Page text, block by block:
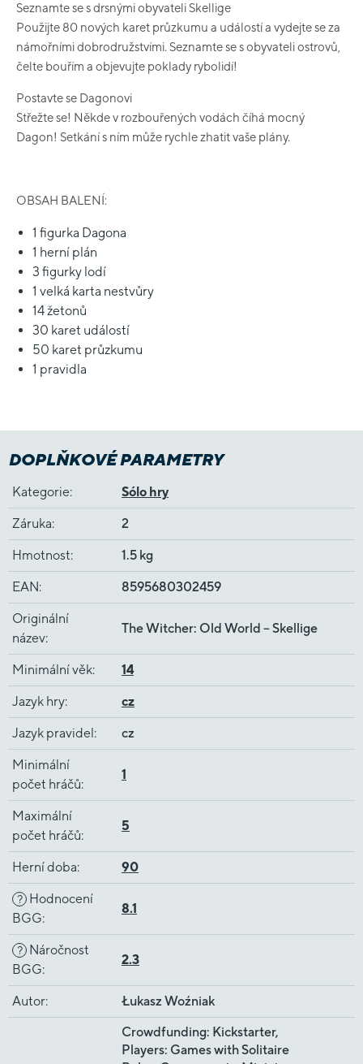
Seznamte se s drsnými obyvateli Skellige
Použijte 80 nových karet průzkumu a událostí a vydejte se za
námořními dobrodružstvími. Seznamte se s obyvateli ostrovů,
čelte bouřím a objevujte poklady rybolidí!
Postavte se Dagonovi
Střežte se! Někde v rozbouřených vodách číhá mocný
Dagon! Setkání s ním může rychle zhatit vaše plány.
OBSAH BALENÍ:
1 figurka Dagona
1 herní plán
3 figurky lodí
1 velká karta nestvůry
14 žetonů
30 karet událostí
50 karet průzkumu
1 pravidla
DOPLŇKOVÉ PARAMETRY
Kategorie: Sólo hry
Záruka: 2
Hmotnost: 1.5 kg
EAN: 8595680302459
Originální
název:
The Witcher: Old World – Skellige
Minimální věk: 14
Jazyk hry: cz
Jazyk pravidel : cz
Minimální
počet hráčů:
1
Maximální
počet hráčů:
5
Herní doba: 90
?
Hodnocení
BGG:
8.1
?
Náročnost
BGG:
2.3
Autor:
Łukasz Woźniak
Crowdfunding: Kickstarter,
Players: Games with Solitaire